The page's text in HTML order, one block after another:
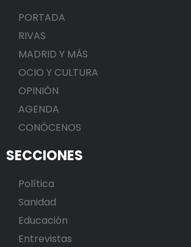
PORTADA
RIVAS
MADRID Y MÁS
OCIO Y CULTURA
OPINIÓN
AGENDA
CONÓCENOS
SECCIONES
Política
Sanidad
Educación
Entrevistas